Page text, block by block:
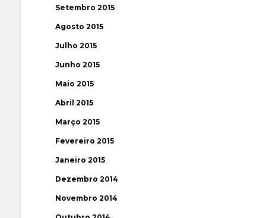
Setembro 2015
Agosto 2015
Julho 2015
Junho 2015
Maio 2015
Abril 2015
Março 2015
Fevereiro 2015
Janeiro 2015
Dezembro 2014
Novembro 2014